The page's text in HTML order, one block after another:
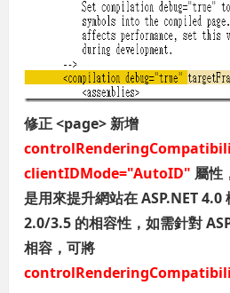
修正 <page> 新增
clientIDMode="AutoID" 屬性
是用來提升網站在 ASP.NET 4.0
2.0/3.5 的相容性，如需針對
相容，可將